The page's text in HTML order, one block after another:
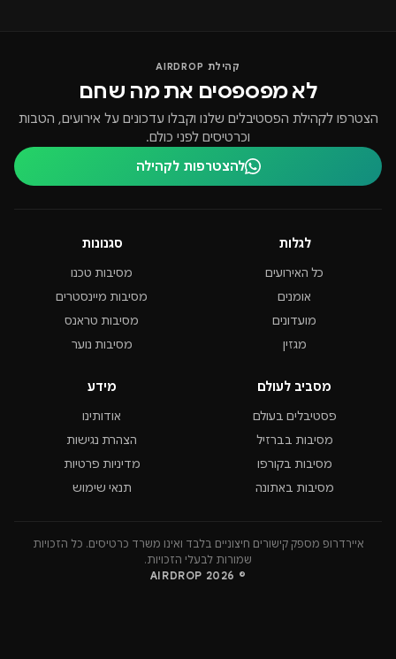
קהילת AIRDROP
לא מפספסים את מה שחם
הצטרפו לקהילת הפסטיבלים שלנו וקבלו עדכונים על אירועים, הטבות
וכרטיסים לפני כולם.
להצטרפות לקהילה
לגלות
כל האירועים
אומנים
מועדונים
מגזין
סגנונות
מסיבות טכנו
מסיבות מיינסטרים
מסיבות טראנס
מסיבות נוער
מסביב לעולם
פסטיבלים בעולם
מסיבות בברזיל
מסיבות בקורפו
מסיבות באתונה
מידע
אודותינו
הצהרת נגישות
מדיניות פרטיות
תנאי שימוש
איירדרופ מספק קישורים חיצוניים בלבד ואינו משרד כרטיסים. כל הזכויות
שמורות לבעלי הזכויות.
© 2026 AIRDROP